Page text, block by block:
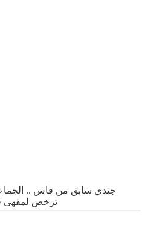
جندي سابق من فاس ..
ترخص لمقهى